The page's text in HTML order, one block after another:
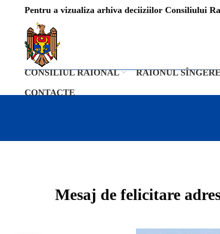
Pentru a vizualiza arhiva deciiziilor Consiliului
CONSILIUL RAIONAL RAIONUL
CONTACTE
Mesaj de felicitare